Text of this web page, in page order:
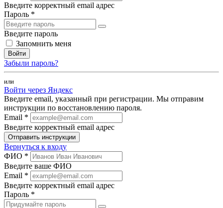
Введите корректный email адрес
Пароль *
Введите пароль
Запомнить меня
Войти
Забыли пароль?
или
Войти через Яндекс
Введите email, указанный при регистрации. Мы отправим
инструкции по восстановлению пароля.
Email *
Введите корректный email адрес
Отправить инструкции
Вернуться к входу
ФИО *
Введите ваше ФИО
Email *
Введите корректный email адрес
Пароль *